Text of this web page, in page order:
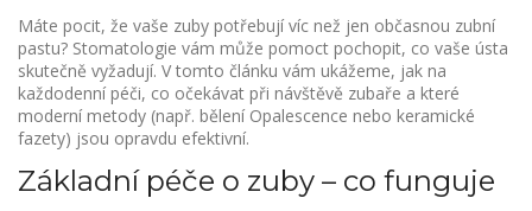
Máte pocit, že vaše zuby potřebují víc než jen občasnou zubní
pastu? Stomatologie vám může pomoct pochopit, co vaše ústa
skutečně vyžadují. V tomto článku vám ukážeme, jak na
každodenní péči, co očekávat při návštěvě zubaře a které
moderní metody (např. bělení Opalescence nebo keramické
fazety) jsou opravdu efektivní.
Základní péče o zuby – co funguje